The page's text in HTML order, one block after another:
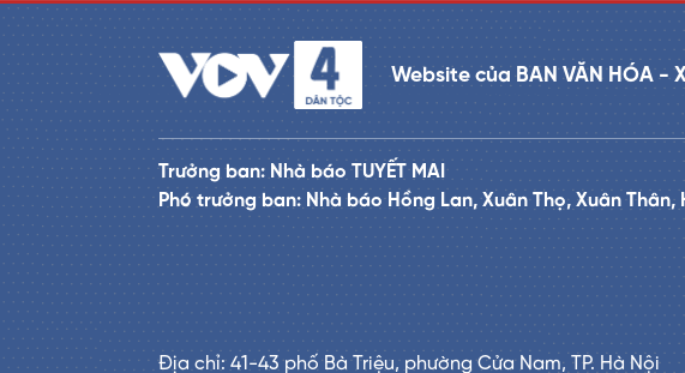
Website của BAN VĂN HÓA -
Trưởng ban: Nhà báo TUYẾT MAI
Phó trưởng ban: Nhà báo Hồng Lan, Xuân Thọ, Xuân Thân,
Địa chỉ: 41-43 phố Bà Triệu, phường Cửa Nam, TP. Hà Nội